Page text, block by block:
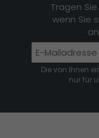
Tragen
wenn Sie
Die von Ihnen
nur für